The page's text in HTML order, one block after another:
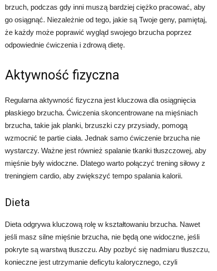
brzuch, podczas gdy inni muszą bardziej ciężko pracować, aby
go osiągnąć. Niezależnie od tego, jakie są Twoje geny, pamiętaj,
że każdy może poprawić wygląd swojego brzucha poprzez
odpowiednie ćwiczenia i zdrową dietę.
Aktywność fizyczna
Regularna aktywność fizyczna jest kluczowa dla osiągnięcia
płaskiego brzucha. Ćwiczenia skoncentrowane na mięśniach
brzucha, takie jak planki, brzuszki czy przysiady, pomogą
wzmocnić te partie ciała. Jednak samo ćwiczenie brzucha nie
wystarczy. Ważne jest również spalanie tkanki tłuszczowej, aby
mięśnie były widoczne. Dlatego warto połączyć trening siłowy z
treningiem cardio, aby zwiększyć tempo spalania kalorii.
Dieta
Dieta odgrywa kluczową rolę w kształtowaniu brzucha. Nawet
jeśli masz silne mięśnie brzucha, nie będą one widoczne, jeśli
pokryte są warstwą tłuszczu. Aby pozbyć się nadmiaru tłuszczu,
konieczne jest utrzymanie deficytu kalorycznego, czyli